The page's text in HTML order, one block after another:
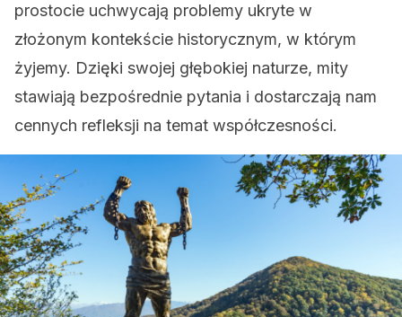
prostocie uchwycają problemy ukryte w
złożonym kontekście historycznym, w którym
żyjemy. Dzięki swojej głębokiej naturze, mity
stawiają bezpośrednie pytania i dostarczają nam
cennych refleksji na temat współczesności.